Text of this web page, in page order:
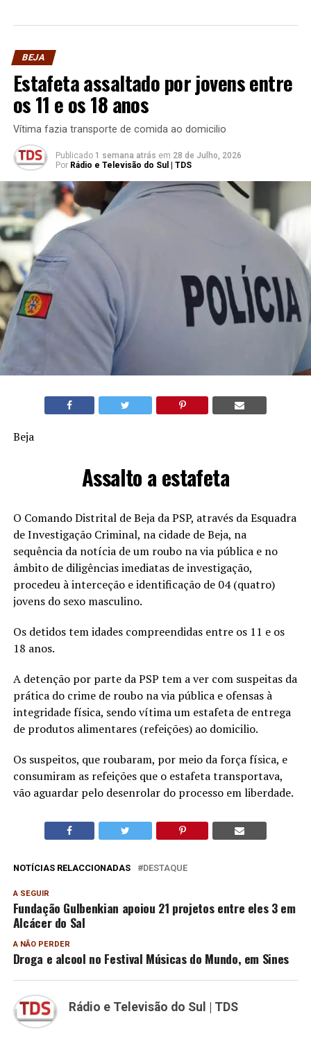
BEJA
Estafeta assaltado por jovens entre
os 11 e os 18 anos
Vítima fazia transporte de comida ao domicilio
Publicado 1 semana atrás em 28 de Julho, 2026
Por Rádio e Televisão do Sul | TDS
Beja
Assalto a estafeta
O Comando Distrital de Beja da PSP, através da Esquadra
de Investigação Criminal, na cidade de Beja, na
sequência da notícia de um roubo na via pública e no
âmbito de diligências imediatas de investigação,
procedeu à interceção e identificação de 04 (quatro)
jovens do sexo masculino.
Os detidos tem idades compreendidas entre os 11 e os
18 anos.
A detenção por parte da PSP tem a ver com suspeitas da
prática do crime de roubo na via pública e ofensas à
integridade física, sendo vítima um estafeta de entrega
de produtos alimentares (refeições) ao domicilio.
Os suspeitos, que roubaram, por meio da força física, e
consumiram as refeições que o estafeta transportava,
vão aguardar pelo desenrolar do processo em liberdade.
NOTÍCIAS RELACCIONADAS DESTAQUE
A SEGUIR
Fundação Gulbenkian apoiou 21 projetos entre eles 3 em
Alcácer do Sal
A NÃO PERDER
Droga e alcool no Festival Músicas do Mundo, em Sines
Rádio e Televisão do Sul | TDS